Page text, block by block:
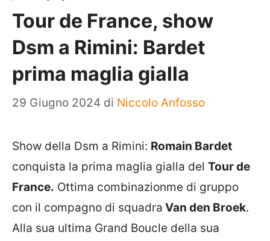
Tour de France, show
Dsm a Rimini: Bardet
prima maglia gialla
29 Giugno 2024 di Niccolo Anfosso
Show della Dsm a Rimini: Romain Bardet
conquista la prima maglia gialla del Tour de
France. Ottima combinazionme di gruppo
con il compagno di squadra Van den Broek.
Alla sua ultima Grand Boucle della sua